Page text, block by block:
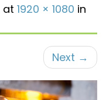
at 1920 × 1080 in
Next →